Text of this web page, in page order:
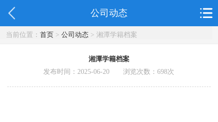
公司动态
当前位置： 首页> 公司动态> 湘潭学籍档案
湘潭学籍档案
发布时间：2025-06-20 浏览次数：698次